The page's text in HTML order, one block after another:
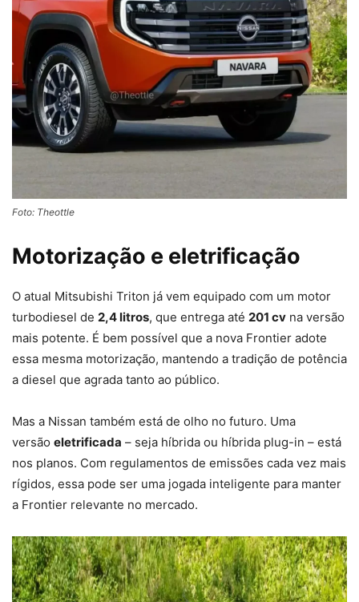
Foto: Theottle
Motorização e eletrificação
O atual Mitsubishi Triton já vem equipado com um motor
turbodiesel de 2,4 litros, que entrega até 201 cv na versão
mais potente. É bem possível que a nova Frontier adote
essa mesma motorização, mantendo a tradição de potência
a diesel que agrada tanto ao público.
Mas a Nissan também está de olho no futuro. Uma
versão eletrificada – seja híbrida ou híbrida plug-in – está
nos planos. Com regulamentos de emissões cada vez mais
rígidos, essa pode ser uma jogada inteligente para manter
a Frontier relevante no mercado.